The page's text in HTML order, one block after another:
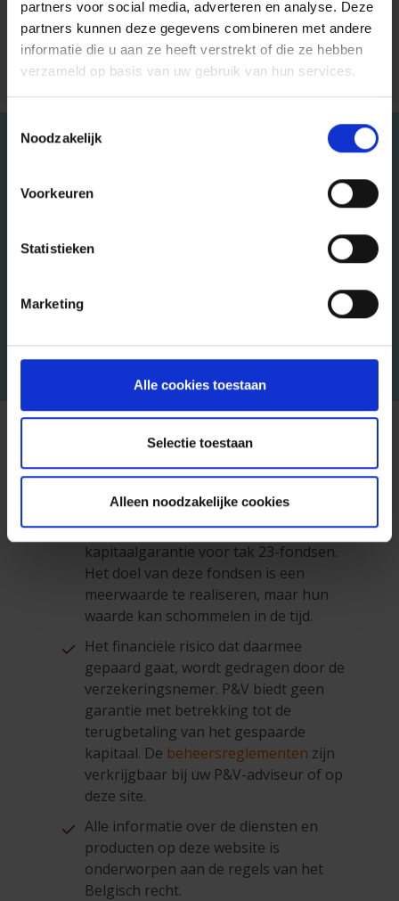
partners voor social media, adverteren en analyse. Deze
partners kunnen deze gegevens combineren met andere
informatie die u aan ze heeft verstrekt of die ze hebben
verzameld op basis van uw gebruik van hun services.
Noodzakelijk
Voorkeuren
Statistieken
Marketing
Alle cookies toestaan
Selectie toestaan
Alleen noodzakelijke cookies
Beheerder:
(max) management fee:
Ontvang gratis en vrijblijvend
IK BEN AL KLANT
Wettelijke vermeldingen
P&V biedt geen rendements- en
kapitaalgarantie voor tak 23-fondsen.
Het doel van deze fondsen is een
meerwaarde te realiseren, maar hun
waarde kan schommelen in de tijd.
Het financiële risico dat daarmee
gepaard gaat, wordt gedragen door de
verzekeringsnemer. P&V biedt geen
garantie met betrekking tot de
terugbetaling van het gespaarde
kapitaal. De beheersreglementen zijn
verkrijgbaar bij uw P&V-adviseur of op
deze site.
Alle informatie over de diensten en
producten op deze website is
onderworpen aan de regels van het
Belgisch recht.